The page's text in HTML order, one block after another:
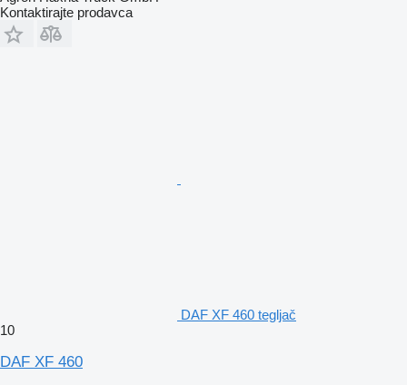
Kontaktirajte prodavca
DAF XF 460 tegljač
10
DAF XF 460